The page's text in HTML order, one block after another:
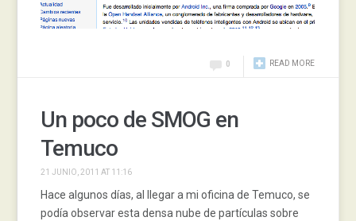
READ MORE
0
Un poco de SMOG en
Temuco
21 JUNIO, 2011 AT 11:16
Hace algunos días, al llegar a mi oficina de Temuco, se
podía observar esta densa nube de partículas sobre